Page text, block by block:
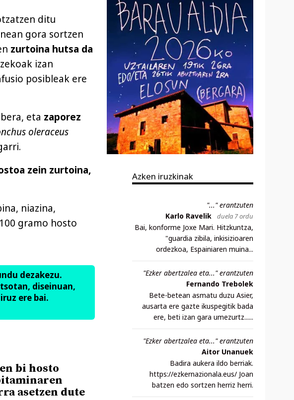
ditu
gora sortzen
zurtoina hutsa da
izan
posibleak ere
eta zaporez
oleraceus
zein zurtoina,
niazina,
gramo hosto
dezakezu.
diseinuan,
ere bai.
bi hosto
asetzen dute
Azken iruzkinak
"..." erantzuten
Karlo Ravelik
duela 7 ordu
Bai, konforme Joxe Mari. Hitzkuntza,
"guardia zibila, inkisizioaren
ordezkoa, Espainiaren muina...
"Ezker abertzalea eta..." erantzuten
Fernando Trebolek
Bete-betean asmatu duzu Asier,
ausarta ere gazte ikuspegitik bada
ere, beti izan gara umezurtz......
"Ezker abertzalea eta..." erantzuten
Aitor Unanuek
Badira aukera ildo berriak.
https://ezkernazionala.eus/ Joan
batzen edo sortzen herriz herri.